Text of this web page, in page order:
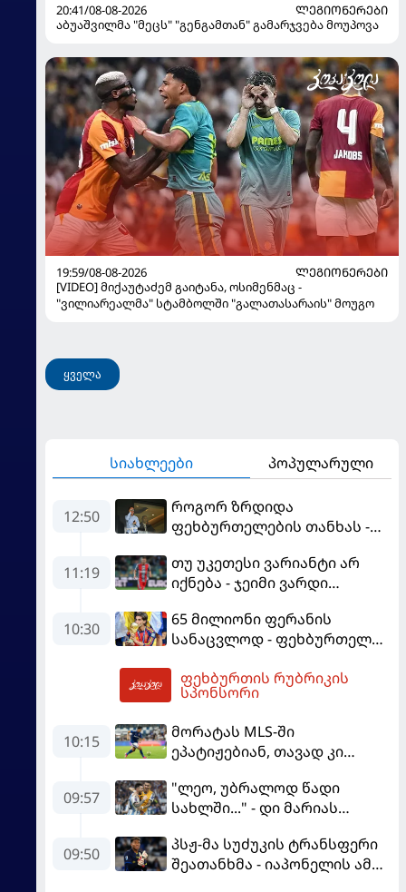
20:41/08-08-2026
ᲚᲔᲒᲘᲝᲜᲔᲠᲔᲑᲘ
აბუაშვილმა "მეცს" "გენგამთან" გამარჯვება მოუპოვა
19:59/08-08-2026
ᲚᲔᲒᲘᲝᲜᲔᲠᲔᲑᲘ
[VIDEO] მიქაუტაძემ გაიტანა, ოსიმენმაც -
"ვილიარეალმა" სტამბოლში "გალათასარაის" მოუგო
ყველა
სიახლეები პოპულარული
12:50
როგორ ზრდიდა
ფეხბურთელების თანხას -
სქემა გაამხილა
11:19
თუ უკეთესი ვარიანტი არ
იქნება - ჯეიმი ვარდი
დაბრუნდეს
10:30
65 მილიონი ფერანის
სანაცვლოდ - ფეხბურთელს
სოლიდური თანხის მიღებას
გეგმავს
ფეხბურთის რუბრიკის
სპონსორი
10:15
მორატას MLS-ში
ეპატიჟებიან, თავად კი
გადაწყვეტილებას ელის
09:57
"ლეო, უბრალოდ წადი
სახლში..." - დი მარიას
09:50
პსჟ-მა სუძუკის ტრანსფერი
შეათანხმა - იაპონელის ამ